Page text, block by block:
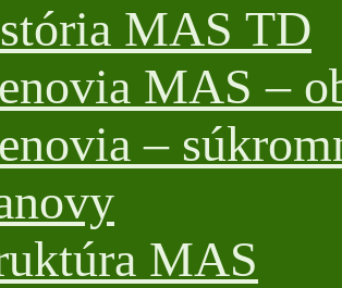
MAS TD
MAS –
–
MAS